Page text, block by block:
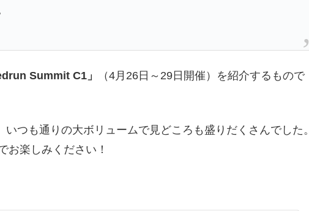
Summit C1」
（4月26日～29日開催）を紹介するもので
つも通りの大ボリュームで見どころも盛りだくさんでした。
お楽しみください！